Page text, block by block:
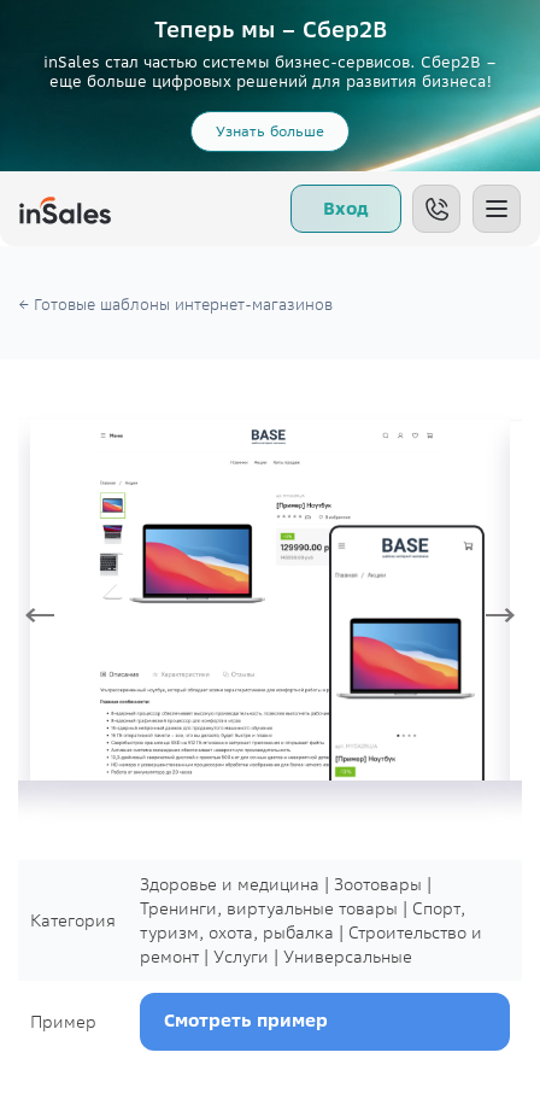
Теперь мы – Сбер2B
inSales стал частью системы бизнес-сервисов. Сбер2В –
еще больше цифровых решений для развития бизнеса!
Узнать больше
Вход
← Готовые шаблоны интернет-магазинов
Категория
Здоровье и медицина | Зоотовары |
Тренинги, виртуальные товары | Спорт,
туризм, охота, рыбалка | Строительство и
ремонт | Услуги | Универсальные
Пример Смотреть пример